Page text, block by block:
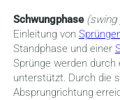
Schwungphase (swing
Einleitung von
Standphase und einer
Sprünge werden durch
unterstützt. Durch die
Absprungrichtung